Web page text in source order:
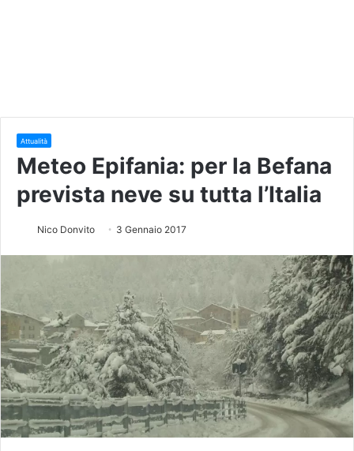
Attualità
Meteo Epifania: per la Befana
prevista neve su tutta l’Italia
Nico Donvito 3 Gennaio 2017